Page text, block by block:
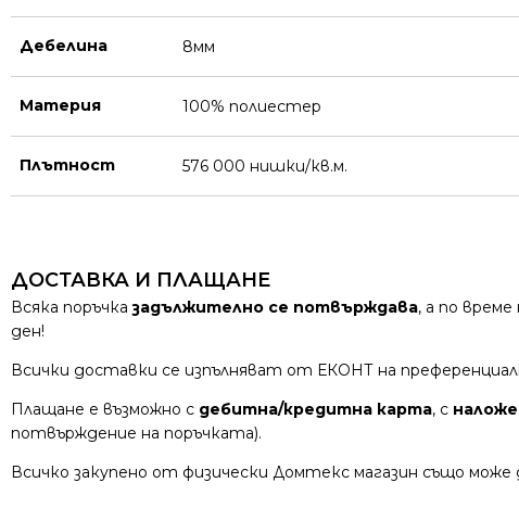
Дебелина 8мм
Материя 100% полиестер
Плътност 576 000 нишки/кв.м.
ДОСТАВКА И ПЛАЩАНЕ
Всяка поръчказадължително се потвърждава, а по
ден!
Всички доставки се изпълняват от ЕКОНТ на
Плащане е възможно с дебитна/кредитна карта, с
потвърждение на поръчката).
Всичко закупено от физически Домтекс магазин също